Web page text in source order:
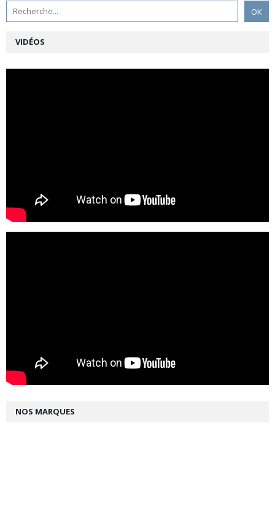
VIDÉOS
NOS MARQUES